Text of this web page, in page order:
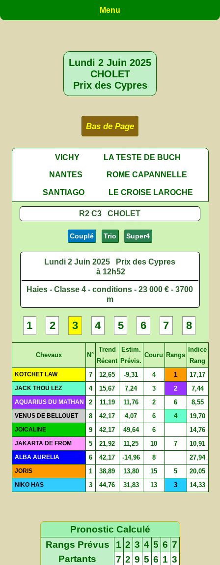
Menu
Lundi 2 Juin 2025
CHOLET
Prix des Cypres
Bas de Page
VICHY
LA TESTE DE BUCH
NANTES
ROME CAPANNELLE
SANTIAGO
LE CROISE LAROCHE
R2 C3 CHOLET
Couplé Trio Super4
Lundi 2 Juin 2025
Prix des Cypres
à 12h52
Haies - Classe 4 - conditions - 23 000 € - 3700
m
1 2 3 4 5 6 7 8
Chevaux N°
Trend
Récent
Estim.
Prévis.
Couru Rangs
Indice
Rang
KOTCHET LAW 7 12,65 -9,31 4 1 17,17
JACK THOU LEZ 4 15,67 7,24 3 2 7,44
AQUARIUS DU MATHAN 2 11,19 11,76 2 6 8,55
VENUS DE BELLOUET 8 42,17 4,07 6 4 19,70
JOICALINE 9 42,17 49,64 6 14,76
JAKARTA DE FROM 5 21,92 11,25 10 7 10,91
ALBA AURELIA 6 42,17 -14,96 8 27,94
JORIS 1 38,89 13,80 15 5 20,05
NIKO HAS 3 44,76 31,83 13 3 14,33
Pronostic Calculé
Rangs Prévus
1 2 3 4 5 6 7
Partants
7 2 9 5 6 1 3